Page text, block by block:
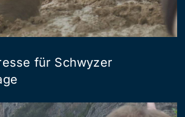
für Schwyzer